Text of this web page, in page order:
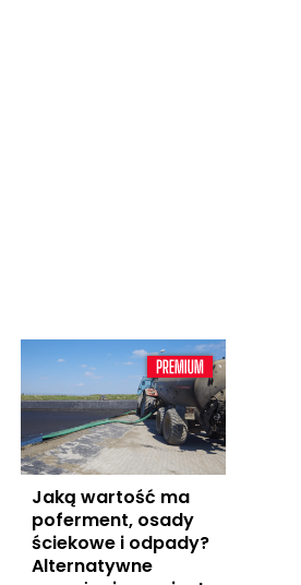
Jaką wartość ma
poferment, osady
ściekowe i odpady?
Alternatywne